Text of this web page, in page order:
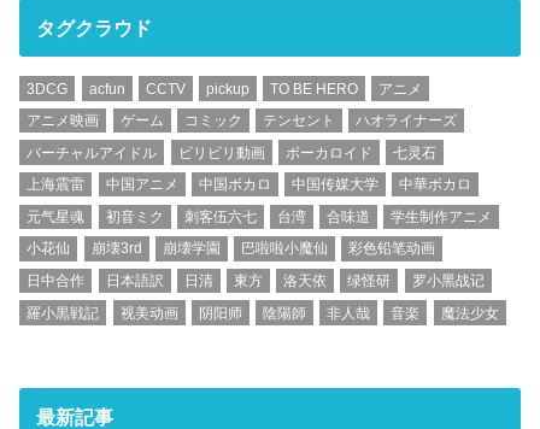
タグクラウド
3DCG acfun CCTV pickup TO BE HERO
アニメ
アニメ映画
ゲーム コミック テンセント
ハオライナーズ
バーチャルアイドル
ビリビリ動画 ボーカロイド
七灵石
上海震雷
中国アニメ 中国ボカロ 中国传媒大学
中華ボカロ
元气星魂
初音ミク 刺客伍六七 台湾 合味道
学生制作アニメ
小花仙
崩壊3rd 崩壊学園 巴啦啦小魔仙
彩色铅笔动画
日中合作
日本語訳 日清 東方 洛天依 绿怪研
罗小黑战记
羅小黒戦記
视美动画 阴阳师 陰陽師 非人哉 音楽 魔法少女
最新記事